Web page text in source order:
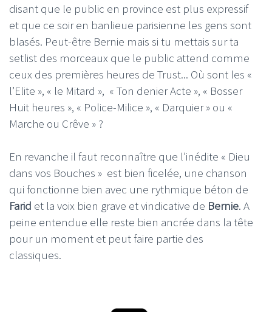
disant que le public en province est plus expressif
et que ce soir en banlieue parisienne les gens sont
blasés. Peut-être Bernie mais si tu mettais sur ta
setlist des morceaux que le public attend comme
ceux des premières heures de Trust... Où sont les «
l’Elite », « le Mitard », « Ton denier Acte », « Bosser
Huit heures », « Police-Milice », « Darquier » ou «
Marche ou Crêve » ?
En revanche il faut reconnaître que l’inédite « Dieu
dans vos Bouches » est bien ficelée, une chanson
qui fonctionne bien avec une rythmique béton de
Farid et la voix bien grave et vindicative de Bernie. A
peine entendue elle reste bien ancrée dans la tête
pour un moment et peut faire partie des
classiques.